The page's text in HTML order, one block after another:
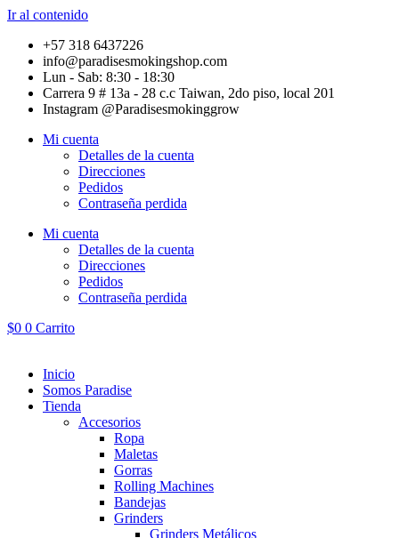
Ir al contenido
+57 318 6437226
info@paradisesmokingshop.com
Lun - Sab: 8:30 - 18:30
Carrera 9 # 13a - 28 c.c Taiwan, 2do piso, local 201
Instagram @Paradisesmokinggrow
Mi cuenta
Detalles de la cuenta
Direcciones
Pedidos
Contraseña perdida
Mi cuenta
Detalles de la cuenta
Direcciones
Pedidos
Contraseña perdida
$0 0 Carrito
Inicio
Somos Paradise
Tienda
Accesorios
Ropa
Maletas
Gorras
Rolling Machines
Bandejas
Grinders
Grinders Metálicos